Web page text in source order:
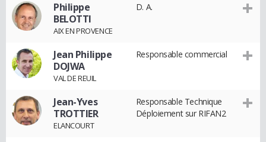
Philippe
BELOTTI
AIX EN PROVENCE
D. A.
Jean Philippe
DOJWA
VAL DE REUIL
Responsable commercial
Jean-Yves
TROTTIER
ELANCOURT
Responsable Technique
Déploiement sur RIFAN2